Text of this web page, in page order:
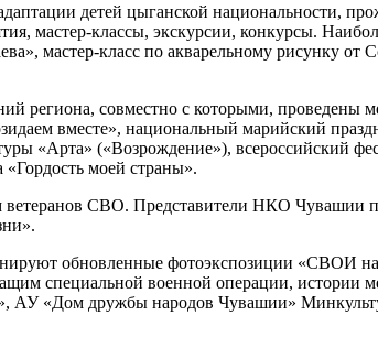
детей цыганской национальности,
мастер-классы, экскурсии, конкурсы.
мастер-класс по акварельному рисунку от
региона, совместно с которыми,
вместе», национальный марийский
«Арта» («Возрождение»), всероссийский
«Гордость моей страны».
ветеранов СВО. Представители НКО
обновленные фотоэкспозиции «СВОИ
специальной военной операции,
«Дом дружбы народов Чувашии»